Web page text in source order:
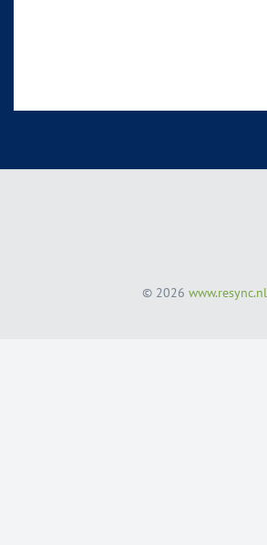
© 2026 www.resync.nl